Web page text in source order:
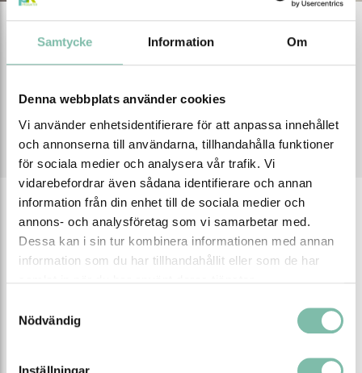
Samtycke Information Om
Denna webbplats använder cookies
Vi använder enhetsidentifierare för att anpassa innehållet
och annonserna till användarna, tillhandahålla funktioner
för sociala medier och analysera vår trafik. Vi
vidarebefordrar även sådana identifierare och annan
information från din enhet till de sociala medier och
annons- och analysföretag som vi samarbetar med.
Dessa kan i sin tur kombinera informationen med annan
information som du har tillhandahållit eller som de har
Nödvändig
Spillberedskap Kontakta oss